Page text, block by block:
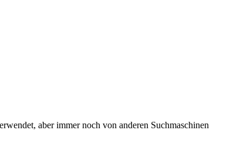
aber immer noch von anderen Suchmaschinen